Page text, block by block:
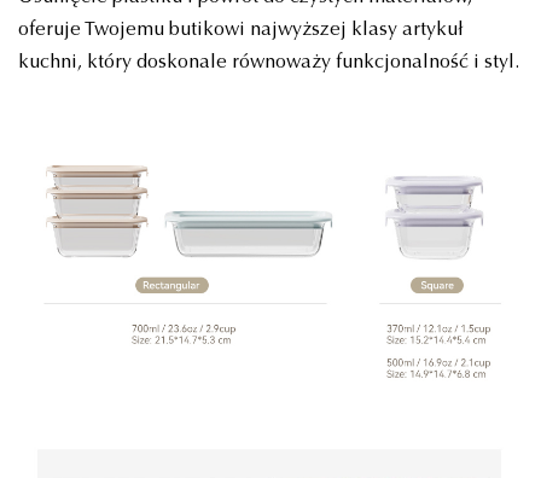
oferuje Twojemu butikowi najwyższej klasy artykuł
kuchni, który doskonale równoważy funkcjonalność i styl.